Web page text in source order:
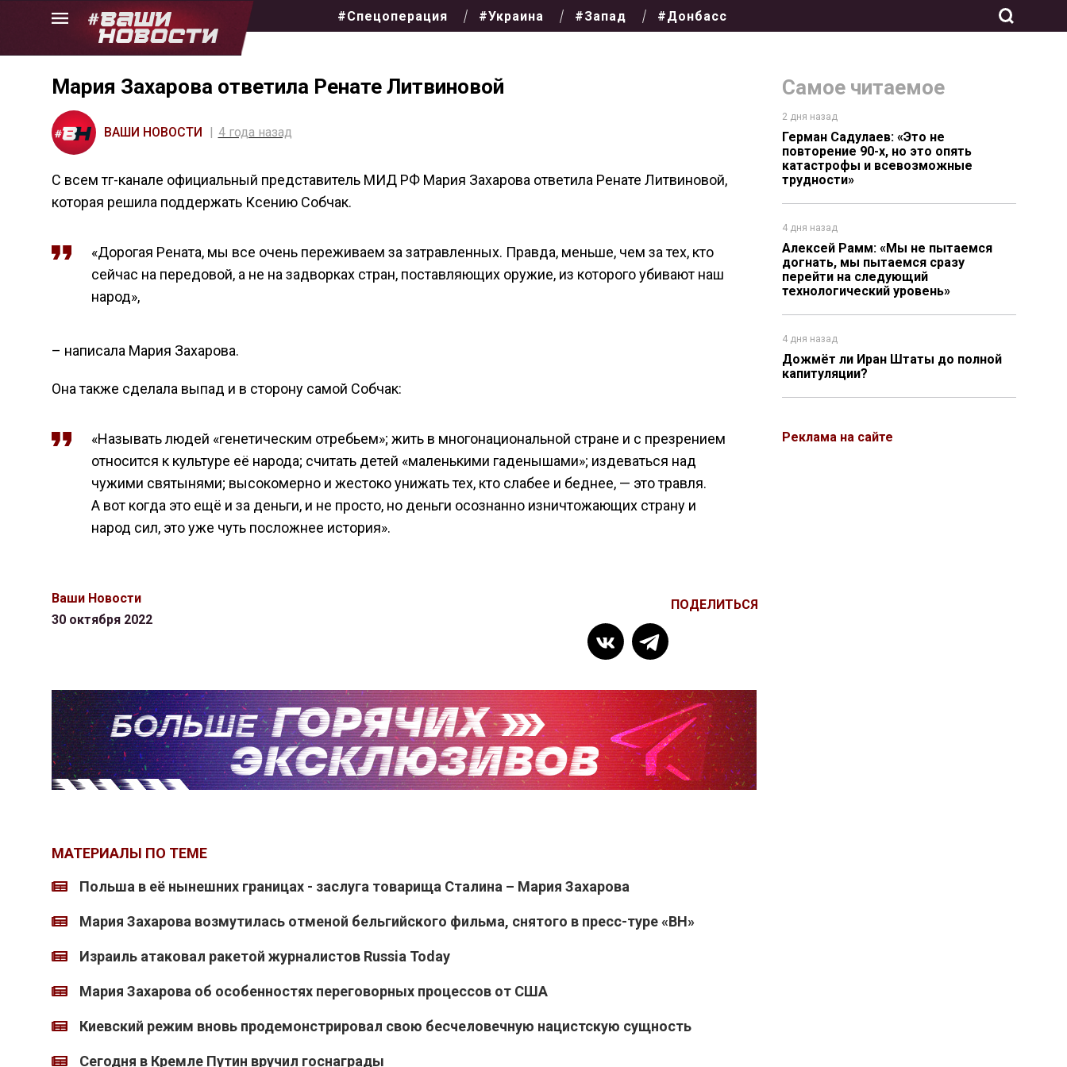
Skip
#Спецоперация #Украина #Запад #Донбасс
Самое читаемое
2 дня назад
Герман Садулаев: «Это не
повторение 90-х, но это опять
катастрофы и всевозможные
трудности»
4 дня назад
Алексей Рамм: «Мы не пытаемся
догнать, мы пытаемся сразу
перейти на следующий
технологический уровень»
4 дня назад
Дожмёт ли Иран Штаты до полной
капитуляции?
Реклама на сайте
Мария Захарова ответила Ренате Литвиновой
ВАШИ НОВОСТИ 4 года назад
С всем тг-канале официальный представитель МИД РФ Мария Захарова ответила Ренате Литвиновой,
которая решила поддержать Ксению Собчак.
«Дорогая Рената, мы все очень переживаем за затравленных. Правда, меньше, чем за тех, кто
сейчас на передовой, а не на задворках стран, поставляющих оружие, из которого убивают наш
народ»,
– написала Мария Захарова.
Она также сделала выпад и в сторону самой Собчак:
«Называть людей «генетическим отребьем»; жить в многонациональной стране и с презрением
относится к культуре её народа; считать детей «маленькими гаденышами»; издеваться над
чужими святынями; высокомерно и жестоко унижать тех, кто слабее и беднее, — это травля.
А вот когда это ещё и за деньги, и не просто, но деньги осознанно изничтожающих страну и
народ сил, это уже чуть посложнее история».
Ваши Новости
30 октября 2022
ПОДЕЛИТЬСЯ
МАТЕРИАЛЫ ПО ТЕМЕ
Польша в её нынешних границах - заслуга товарища Сталина – Мария Захарова
Мария Захарова возмутилась отменой бельгийского фильма, снятого в пресс-туре «ВН»
Израиль атаковал ракетой журналистов Russia Today
Мария Захарова об особенностях переговорных процессов от США
Киевский режим вновь продемонстрировал свою бесчеловечную нацистскую сущность
Сегодня в Кремле Путин вручил госнаграды